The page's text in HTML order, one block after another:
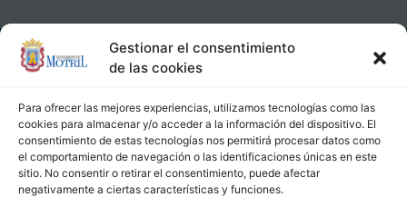
Gestionar el consentimiento
de las cookies
Para ofrecer las mejores experiencias, utilizamos tecnologías como las
cookies para almacenar y/o acceder a la información del dispositivo. El
consentimiento de estas tecnologías nos permitirá procesar datos como
el comportamiento de navegación o las identificaciones únicas en este
sitio. No consentir o retirar el consentimiento, puede afectar
negativamente a ciertas características y funciones.
Ayuntamiento de Motril, Plaza de España, 1, 18600, Motril,
(Granada), CIF: P1814200J, DIR3: L01181400